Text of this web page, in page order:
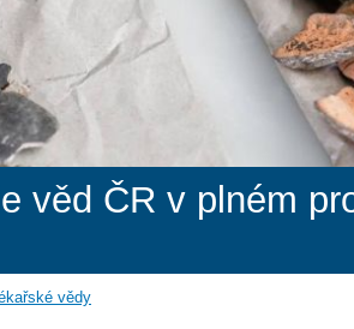
věd ČR v plném
vědy